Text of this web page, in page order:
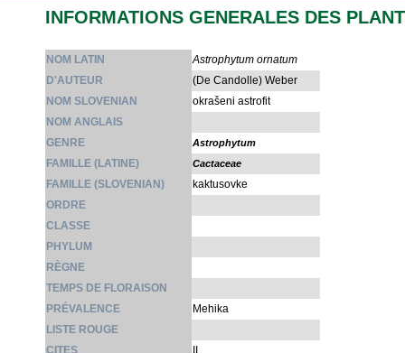
INFORMATIONS GENERALES DES
NOM LATIN
Astrophytum ornatum
D'AUTEUR
(De Candolle) Weber
NOM SLOVENIAN
okrašeni astrofit
NOM ANGLAIS
GENRE
Astrophytum
FAMILLE (LATINE) Cactaceae
FAMILLE (SLOVENIAN)
kaktusovke
ORDRE
CLASSE
PHYLUM
RÈGNE
TEMPS DE FLORAISON
PRÉVALENCE
Mehika
LISTE ROUGE
CITES